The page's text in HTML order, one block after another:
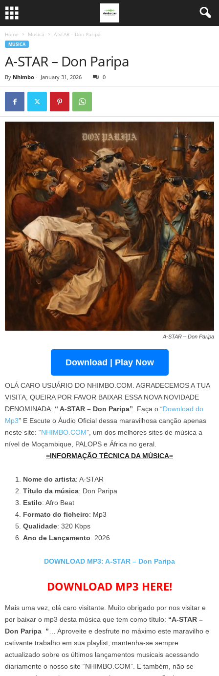
Home Musica A-STAR – Don Paripa
MUSICA
A-STAR – Don Paripa
By Nhimbo - January 31, 2026 0
A-STAR – Don Paripa
Download | Play Now
OLÁ CARO USUÁRIO DO NHIMBO.COM. AGRADECEMOS A TUA
VISITA, QUEIRA POR FAVOR BAIXAR ESSA NOVA NOVIDADE
DENOMINADA: “ A-STAR – Don Paripa” . Faça o “Download do
Mp3” E Escute o Áudio Oficial dessa maravilhosa canção apenas
neste site: “NHIMBO.COM”, um dos melhores sites de música a
nível de Moçambique, PALOPS e África no geral.
=INFORMAÇÃO TÉCNICA DA MÚSICA=
Nome do artista: A-STAR
Título da música: Don Paripa
Estilo: Afro Beat
Formato do ficheiro: Mp3
Qualidade: 320 Kbps
Ano de Lançamento: 2026
DOWNLOAD MP3: A-STAR – Don Paripa
DOWNLOAD MP3 HERE!
Mais uma vez, olá caro visitante. Muito obrigado por nos visitar e
por baixar o mp3 desta música que tem como título: “A-STAR –
Don Paripa ” … Aproveite e desfrute no máximo este maravilho e
cativante trabalho em sua playlist, mantenha-se sempre
actualizado sobre os últimos lançamentos musicais acessando
diariamente o nosso site “NHIMBO.COM”. E também, não se